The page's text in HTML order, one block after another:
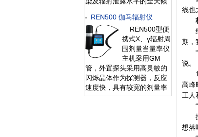
度高、探测范围广、响应时
间短等特点，可实现自动辐
射报警、自动数据存储、自
动抓拍通过车辆照片等功
能。主要安装在核
REN500 伽马辐射仪
REN500型便
携式X、γ辐射周
围剂量当量率仪
主机采用GM
管，外置探头采用高灵敏的
闪烁晶体作为探测器，反应
速度快，具有较宽的剂量率
测量范围。 该仪器除能测高
线也
继
期，
“‘
说。
高峰
工人
据
想落